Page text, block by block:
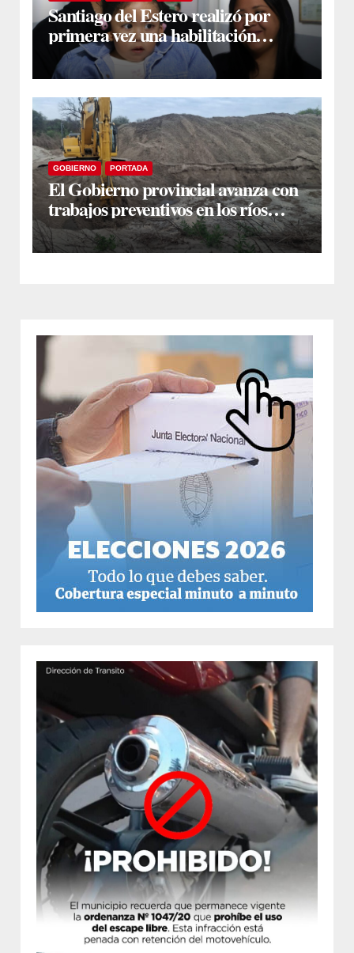
Santiago del Estero realizó por
primera vez una habilitación
auditiva con vincha de conducción
ósea
GOBIERNO PORTADA
El Gobierno provincial avanza con
trabajos preventivos en los ríos
Dulce y Salado y en los Bajos
Submeridionales